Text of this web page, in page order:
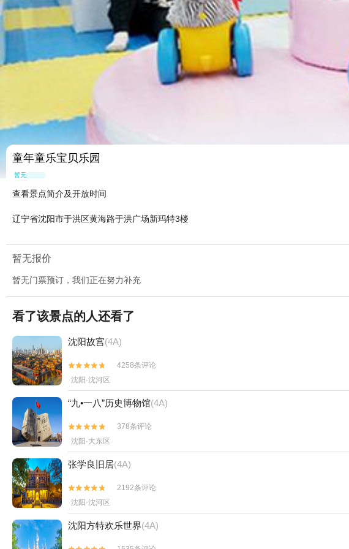
童年童乐宝贝乐园
暂无点评
查看景点简介及开放时间
辽宁省沈阳市于洪区黄海路于洪广场新玛特3楼
暂无报价
暂无门票预订，我们正在努力补充
看了该景点的人还看了
沈阳故宫(4A)


4258条评论
沈阳·沈河区
“九•一八”历史博物馆(4A)


378条评论
沈阳·大东区
张学良旧居(4A)


2192条评论
沈阳·沈河区
沈阳方特欢乐世界(4A)